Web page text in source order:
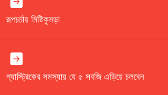
রূপচর্চায় মিষ্টিকুমড়া
গ্যাস্ট্রিকের সমস্যায় যে ৫ সবজি এড়িয়ে চলবেন